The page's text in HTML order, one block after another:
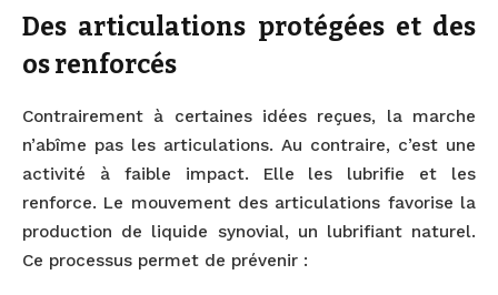
Des articulations protégées et des
os renforcés
Contrairement à certaines idées reçues, la marche
n’abîme pas les articulations. Au contraire, c’est une
activité à faible impact. Elle les lubrifie et les
renforce. Le mouvement des articulations favorise la
production de liquide synovial, un lubrifiant naturel.
Ce processus permet de prévenir :